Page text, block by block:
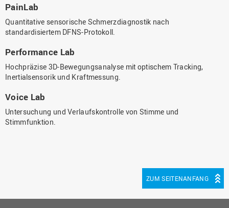
PainLab
Quantitative sensorische Schmerzdiagnostik nach
standardisiertem DFNS-Protokoll.
Performance Lab
Hochpräzise 3D-Bewegungsanalyse mit optischem Tracking,
Inertialsensorik und Kraftmessung.
Voice Lab
Untersuchung und Verlaufskontrolle von Stimme und
Stimmfunktion.
ZUM SEITENANFANG